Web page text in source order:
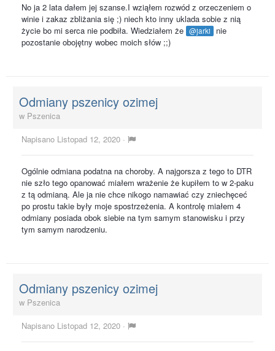
No ja 2 lata dałem jej szanse.I wziąłem rozwód z orzeczeniem o
winie i zakaz zbliżania się ;) niech kto inny uklada sobie z nią
życie bo mi serca nie podbiła. Wiedziałem że @jarki
nie
pozostanie obojętny wobec moich słów ;;)
Odmiany pszenicy ozimej
w Pszenica
Napisano Listopad 12, 2020 ·
Ogólnie odmiana podatna na choroby. A najgorsza z tego to DTR
nie szło tego opanować miałem wrażenie że kupiłem to w 2-paku
z tą odmianą. Ale ja nie chce nikogo namawiać czy zniechęceć
po prostu takie były moje spostrzeżenia. A kontrolę miałem 4
odmiany posiada obok siebie na tym samym stanowisku i przy
tym samym narodzeniu.
Odmiany pszenicy ozimej
w Pszenica
Napisano Listopad 12, 2020 ·